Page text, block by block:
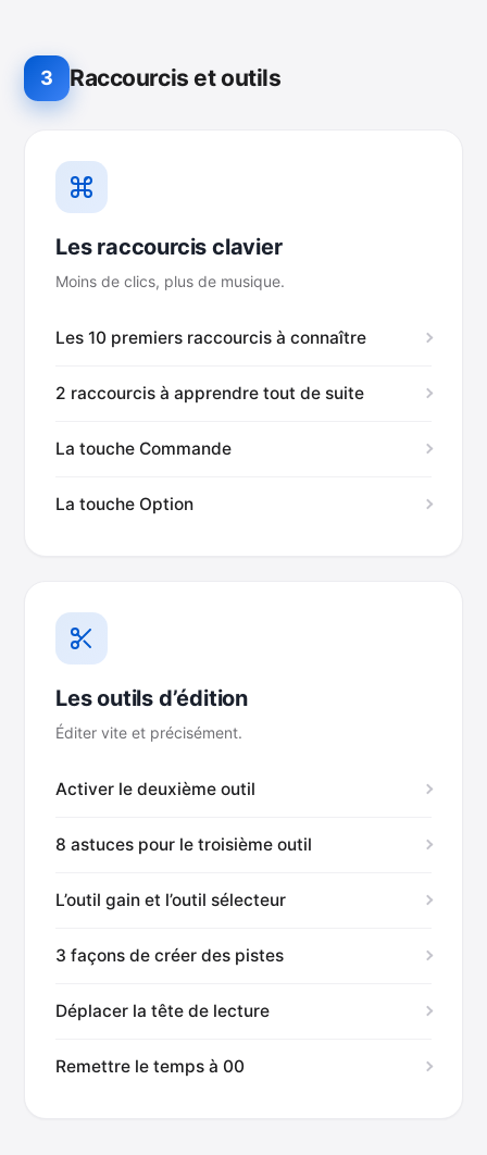
3 Raccourcis et outils
Les raccourcis clavier
Moins de clics, plus de musique.
Les 10 premiers raccourcis à connaître
2 raccourcis à apprendre tout de suite
La touche Commande
La touche Option
Les outils d’édition
Éditer vite et précisément.
Activer le deuxième outil
8 astuces pour le troisième outil
L’outil gain et l’outil sélecteur
3 façons de créer des pistes
Déplacer la tête de lecture
Remettre le temps à 00